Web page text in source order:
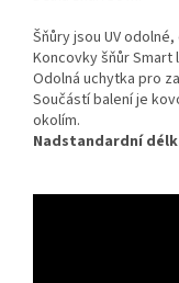
Šňůry jsou UV
Koncovky šňůr Smart
Odolná uchytka pro
Součástí balení je
okolím.
Nadstandardní